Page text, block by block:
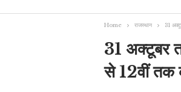
Home राजस्थान 31
31 अक्टूबर
से 12वीं तक